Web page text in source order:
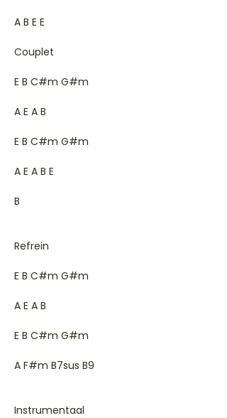
A B E E
Couplet
E B C#m G#m
A E A B
E B C#m G#m
A E A B E
B
Refrein
E B C#m G#m
A E A B
E B C#m G#m
A F#m B7sus B9
Instrumentaal